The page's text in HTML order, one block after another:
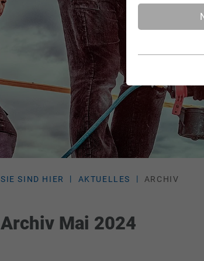
SIE SIND HIER AKTUELLES ARCHIV
Archiv Mai 2024